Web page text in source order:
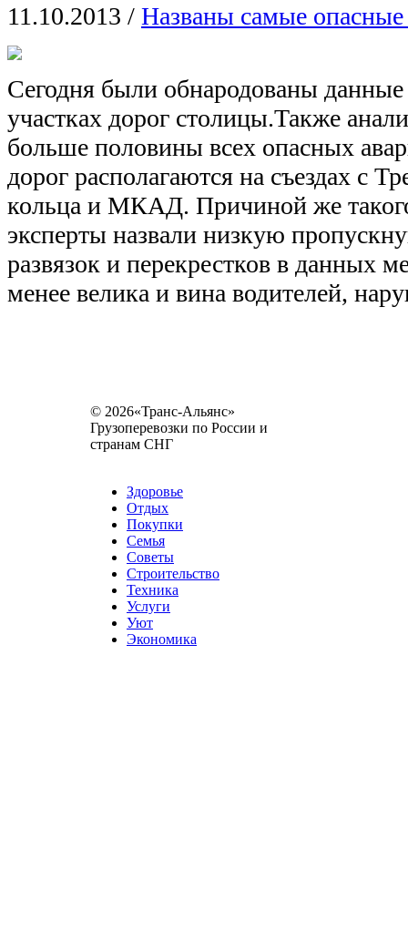
11.10.2013 / Названы самые
Сегодня были обнародованы
участках дорог столицы.Также
больше половины всех опасных
дорог располагаются на съездах с
кольца и МКАД. Причиной же
эксперты назвали низкую
развязок и перекрестков в данных
менее велика и вина водителей,
© 2026«Транс-Альянс»
Грузоперевозки по России и
странам СНГ
Здоровье
Отдых
Покупки
Семья
Советы
Строительство
Техника
Услуги
Уют
Экономика